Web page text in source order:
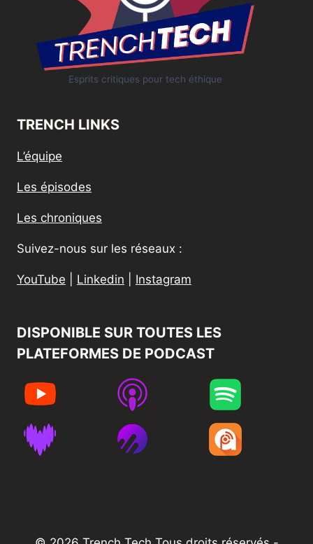
Esprits critiques pour tech éthique
TRENCH LINKS
L’équipe
Les épisodes
Les chroniques
Suivez-nous sur les réseaux :
YouTube Linkedin Instagram
DISPONIBLE SUR TOUTES LES
PLATEFORMES DE PODCAST​